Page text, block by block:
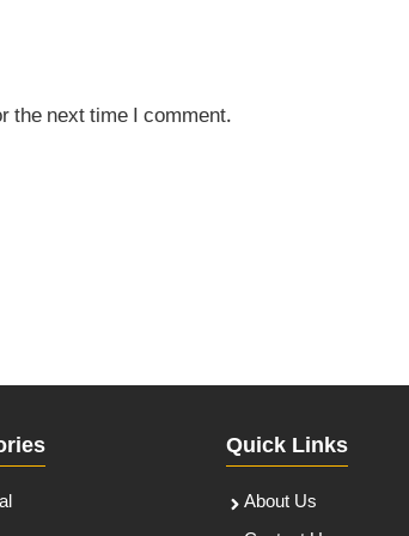
the next time I comment.
Quick Links
About Us